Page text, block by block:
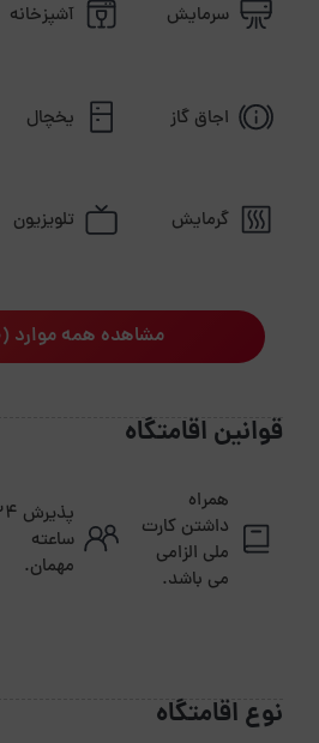
سرمایش آشپزخانه
اجاق گاز یخچال
گرمایش تلویزیون
مشاهده همه موارد (10 مورد)
قوانین اقامتگاه
همراه
داشتن کارت
ملی الزامی
می باشد.
ساعته
مهمان.
نوع اقامتگاه